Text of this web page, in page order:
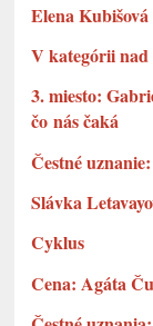
Elena
V kategórii
3. miesto:
čo nás čaká
Čestné uznanie:
Slávka
Cyklus
Cena: Agáta